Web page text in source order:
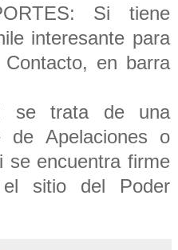
Si tiene
interesante para
en barra
se trata de una
de Apelaciones o
se encuentra firme
sitio del Poder